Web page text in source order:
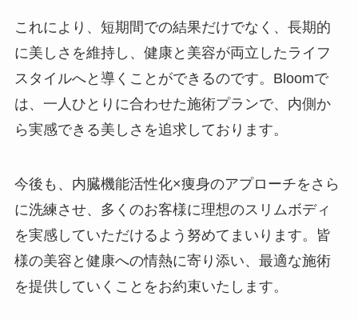
これにより、短期間での結果だけでなく、長期的
に美しさを維持し、健康と美容が両立したライフ
スタイルへと導くことができるのです。Bloomで
は、一人ひとりに合わせた施術プランで、内側か
ら実感できる美しさを追求しております。
今後も、内臓機能活性化×痩身のアプローチをさら
に洗練させ、多くのお客様に理想のスリムボディ
を実感していただけるよう努めてまいります。皆
様の美容と健康への情熱に寄り添い、最適な施術
を提供していくことをお約束いたします。